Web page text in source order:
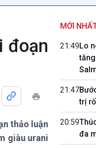
Trước giờ mở cửa
Dòng chảy Kinh tế
Tuyên chiến với gian lận
thương mại
Podcast
đoạn
thảo luận
giàu urani
MỚI
21:49Lo
21:47
trị
20:59
đa